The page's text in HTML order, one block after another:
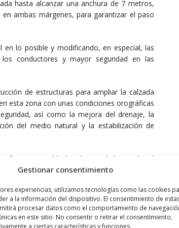
Gestionar consentimiento
experiencias, utilizamos tecnologías como las cookies
a la información del dispositivo. El consentimiento de
procesar datos como el comportamiento de
en este sitio. No consentir o retirar el consentimiento,
a ciertas características y funciones.
hasta alcanzar una anchura de 7 metros,
ambas márgenes, para garantizar el paso
lo posible y modificando, en especial, las
conductores y mayor seguridad en las
de estructuras para ampliar la calzada
esta zona con unas condiciones orográficas
así como la mejora del drenaje, la
del medio natural y la estabilización de
en 160 vehículos diarios, de los cuales el
Su trazado, que sigue el curso del río
de la Sierra, pasando por Villavelayo,